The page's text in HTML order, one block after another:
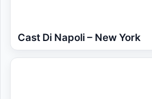
Cast Di Napoli – New York